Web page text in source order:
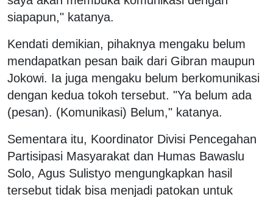
siapapun," katanya.
Kendati demikian, pihaknya mengaku belum
mendapatkan pesan baik dari Gibran maupun
Jokowi. Ia juga mengaku belum berkomunikasi
dengan kedua tokoh tersebut. "Ya belum ada
(pesan). (Komunikasi) Belum," katanya.
Sementara itu, Koordinator Divisi Pencegahan
Partisipasi Masyarakat dan Humas Bawaslu
Solo, Agus Sulistyo mengungkapkan hasil
tersebut tidak bisa menjadi patokan untuk